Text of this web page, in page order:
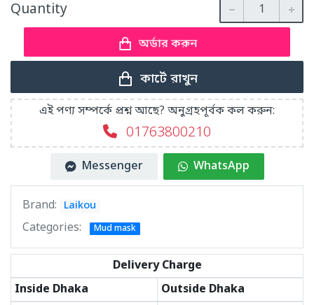
Quantity
অর্ডার করুন
কার্টে রাখুন
এই পণ্য সম্পর্কে প্রশ্ন আছে? অনুগ্রহপূর্বক কল করুন:
01763800210
Messenger WhatsApp
Brand: Laikou
Categories: Mud mask
Delivery Charge
Inside Dhaka
Outside Dhaka